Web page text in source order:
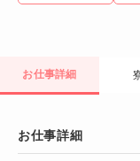
お仕事詳細
お仕事詳細